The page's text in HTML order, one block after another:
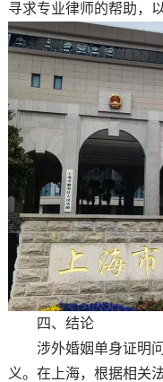
寻求专业律师的帮助，
四、结论
涉外婚姻单身证明问
义。在上海，根据相关